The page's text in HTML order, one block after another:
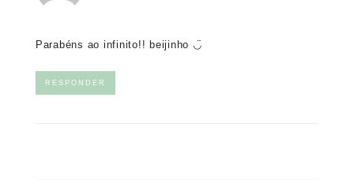
Parabéns ao infinito!! beijinho ◡̈
RESPONDER